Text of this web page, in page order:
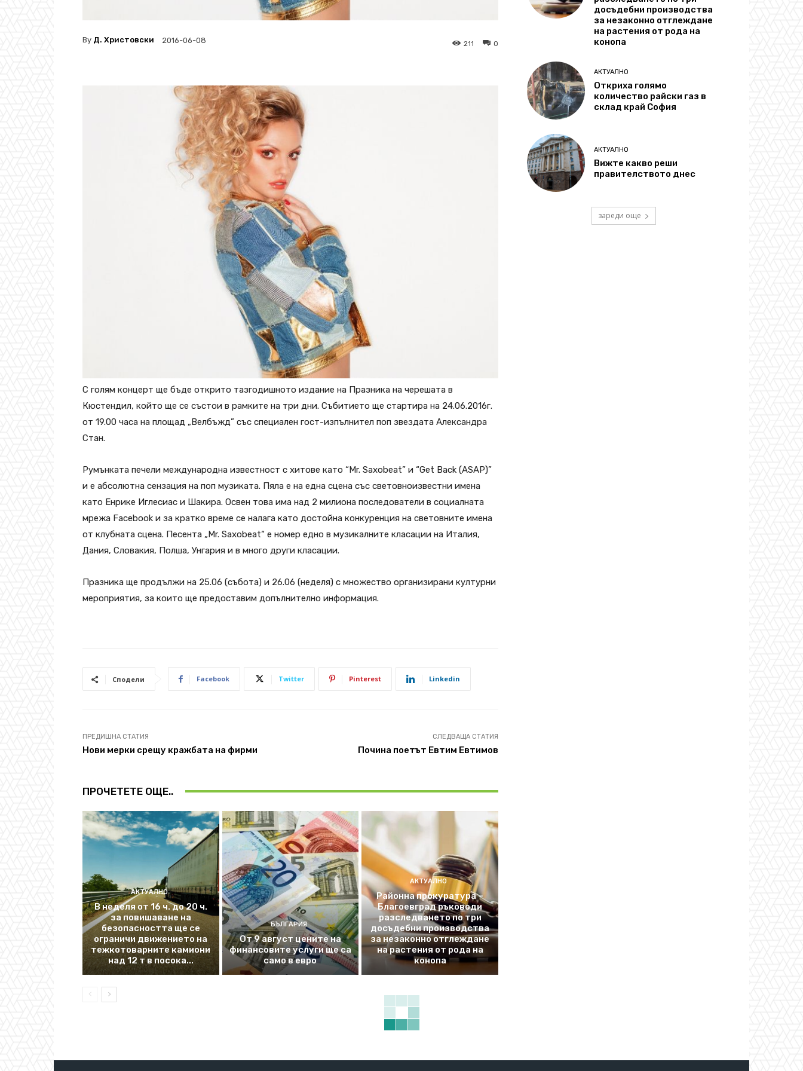
By Д. Христовски 2016-06-08 0
211
С голям концерт ще бъде открито тазгодишното издание на Празника на черешата в
Кюстендил, който ще се състои в рамките на три дни. Събитието ще стартира на 24.06.2016г.
от 19.00 часа на площад „Велбъжд” със специален гост-изпълнител поп звездата Александра
Стан.
Румънката печели международна известност с хитове като “Mr. Saxobeat” и “Get Back (ASAP)”
и е абсолютна сензация на поп музиката. Пяла е на една сцена със световноизвестни имена
като Енрике Иглесиас и Шакира. Освен това има над 2 милиона последователи в социалната
мрежа Facebook и за кратко време се налага като достойна конкуренция на световните имена
от клубната сцена. Песента „Mr. Saxobeat“ е номер едно в музикалните класации на Италия,
Дания, Словакия, Полша, Унгария и в много други класации.
Празника ще продължи на 25.06 (събота) и 26.06 (неделя) с множество организирани културни
мероприятия, за които ще предоставим допълнително информация.
Сподели Facebook Twitter Pinterest Linkedin
ПРЕДИШНА СТАТИЯ
Нови мерки срещу кражбата на фирми
СЛЕДВАЩА СТАТИЯ
Почина поетът Евтим Евтимов
ПРОЧЕТЕТЕ ОЩЕ..
АКТУАЛНО
В неделя от 16 ч. до 20 ч.
за повишаване на
безопасността ще се
ограничи движението на
тежкотоварните камиони
над 12 т в посока...
БЪЛГАРИЯ
От 9 август цените на
финансовите услуги ще са
само в евро
АКТУАЛНО
Районна прокуратура –
Благоевград ръководи
разследването по три
досъдебни производства
за незаконно отглеждане
на растения от рода на
конопа
досъдебни производства
за незаконно отглеждане
на растения от рода на
конопа
АКТУАЛНО
Откриха голямо
количество райски газ в
склад край София
АКТУАЛНО
Вижте какво реши
правителството днес
зареди още